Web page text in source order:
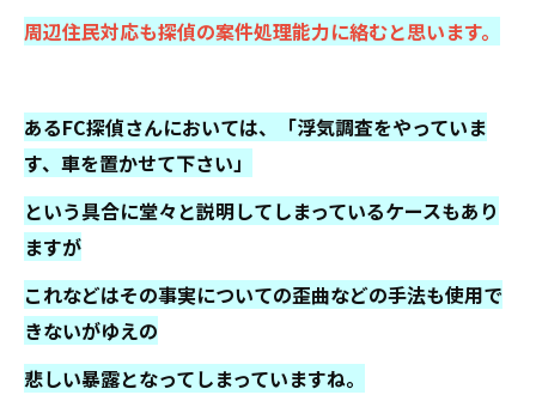
周辺住民対応も探偵の案件処理能力に絡むと思います。
あるFC探偵さんにおいては、「浮気調査をやっていま
す、車を置かせて下さい」
という具合に堂々と説明してしまっているケースもあり
ますが
これなどはその事実についての歪曲などの手法も使用で
きないがゆえの
悲しい暴露となってしまっていますね。